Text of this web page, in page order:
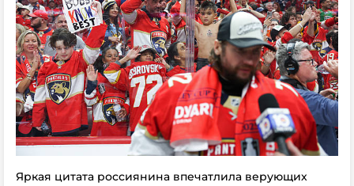
Яркая цитата россиянина впечатлила верующих